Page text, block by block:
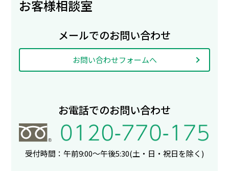
お客様相談室
メールでのお問い合わせ
お問い合わせフォームへ
お電話でのお問い合わせ
受付時間：午前9:00〜午後5:30(土・日・祝日を除く)